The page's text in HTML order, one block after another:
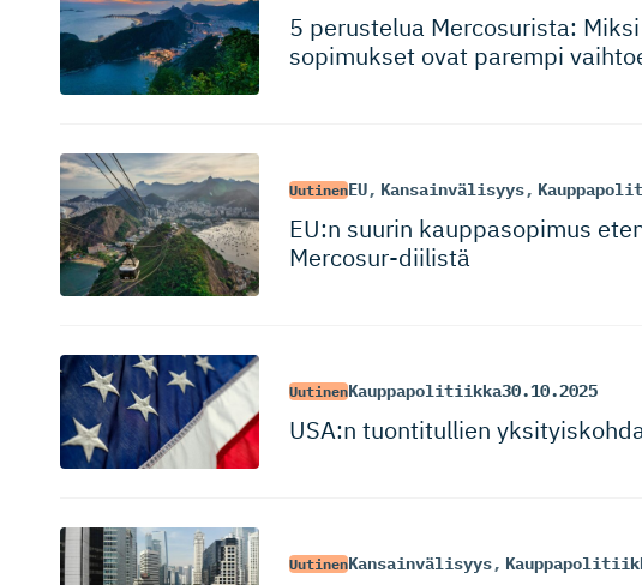
5 perustelua Mercosurista:
sopimukset ovat parempi
UutinenEU, Kansainvälisyys,
EU:n suurin kauppasopimus
Mercosur-diilistä
UutinenKauppapolitiikka30.10.2025
USA:n tuontitullien
UutinenKansainvälisyys,